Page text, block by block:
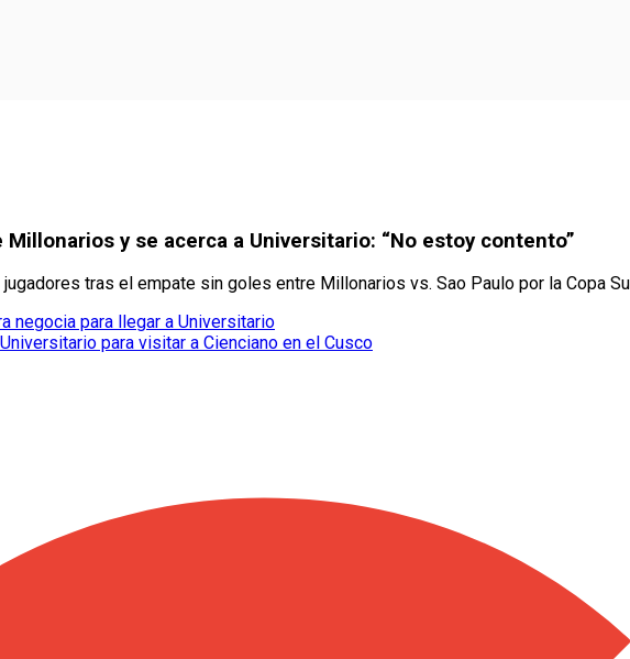
y se acerca a Universitario: “No estoy contento”
tras el empate sin goles entre Millonarios vs. Sao Paulo por la Copa
negocia para llegar a Universitario
para visitar a Cienciano en el Cusco